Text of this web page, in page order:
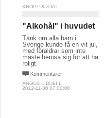
KROPP & SJÄL
"Alkohål" i huvudet
Tänk om alla barn i
Sverige kunde få en vit jul,
med föräldrar som inte
måste berusa sig för att ha
roligt.
Kommentarer
ANGUS LIDDELL
2012-11-30 07:00:00